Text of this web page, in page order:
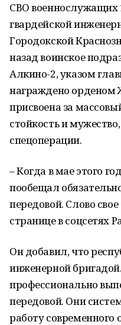
СВО военнослужащих
гвардейской
Городокской
назад воинское
Алкино-2, указом
награждено орденом
присвоена за
стойкость и
спецоперации.
– Когда в мае этого
пообещал
передовой. Слово
странице в соцсетях
Он добавил, что
инженерной
профессионально
передовой. Они
работу современного